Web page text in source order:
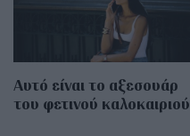
Αυτό είναι το αξεσουάρ
του φετινού καλοκαιριού